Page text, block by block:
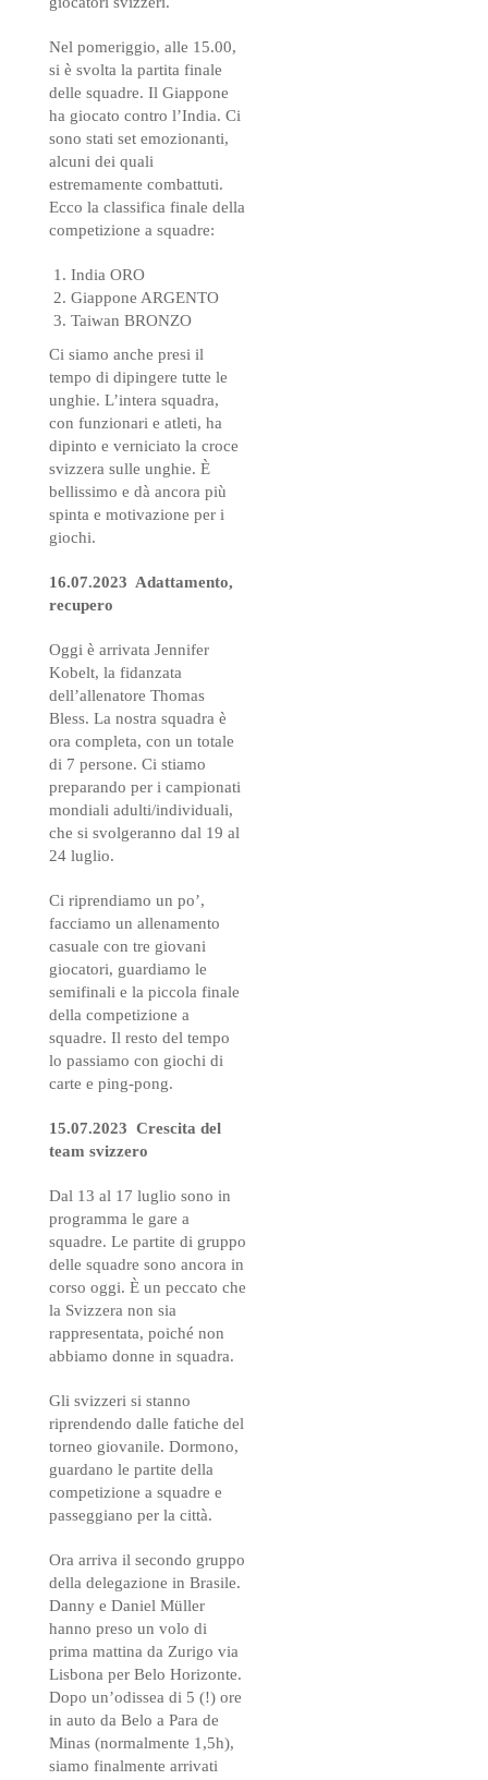
Nel pomeriggio, alle 15.00,
si è svolta la partita finale
delle squadre. Il Giappone
ha giocato contro l’India. Ci
sono stati set emozionanti,
alcuni dei quali
estremamente combattuti.
Ecco la classifica finale della
competizione a squadre:
India ORO
Giappone ARGENTO
Taiwan BRONZO
Ci siamo anche presi il
tempo di dipingere tutte le
unghie. L’intera squadra,
con funzionari e atleti, ha
dipinto e verniciato la croce
svizzera sulle unghie. È
bellissimo e dà ancora più
spinta e motivazione per i
giochi.
16.07.2023 Adattamento,
recupero
Oggi è arrivata Jennifer
Kobelt, la fidanzata
dell’allenatore Thomas
Bless. La nostra squadra è
ora completa, con un totale
di 7 persone. Ci stiamo
preparando per i campionati
mondiali adulti/individuali,
che si svolgeranno dal 19 al
24 luglio.
Ci riprendiamo un po’,
facciamo un allenamento
casuale con tre giovani
giocatori, guardiamo le
semifinali e la piccola finale
della competizione a
squadre. Il resto del tempo
lo passiamo con giochi di
carte e ping-pong.
15.07.2023 Crescita del
team svizzero
Dal 13 al 17 luglio sono in
programma le gare a
squadre. Le partite di gruppo
delle squadre sono ancora in
corso oggi. È un peccato che
la Svizzera non sia
rappresentata, poiché non
abbiamo donne in squadra.
Gli svizzeri si stanno
riprendendo dalle fatiche del
torneo giovanile. Dormono,
guardano le partite della
competizione a squadre e
passeggiano per la città.
Ora arriva il secondo gruppo
della delegazione in Brasile.
Danny e Daniel Müller
hanno preso un volo di
prima mattina da Zurigo via
Lisbona per Belo Horizonte.
Dopo un’odissea di 5 (!) ore
in auto da Belo a Para de
Minas (normalmente 1,5h),
siamo finalmente arrivati